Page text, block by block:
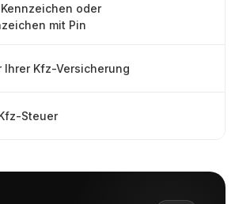
oder
mit Pin
Ihrer Kfz-Versicherung
Steuer